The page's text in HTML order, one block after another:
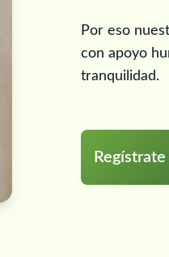
Por eso
con apoyo
tranquilidad.